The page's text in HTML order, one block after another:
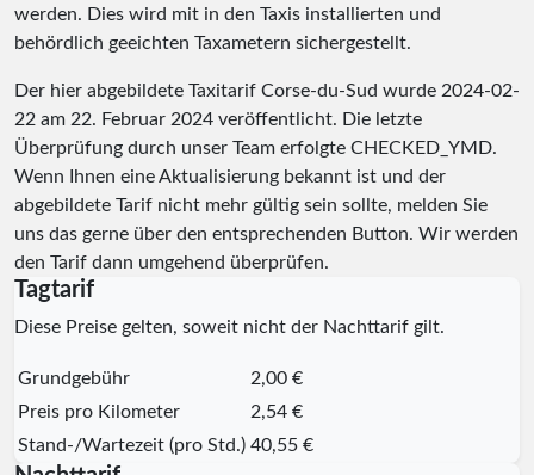
werden. Dies wird mit in den Taxis installierten und
behördlich geeichten Taxametern sichergestellt.
Der hier abgebildete Taxitarif Corse-du-Sud wurde 2024-02-
22 am 22. Februar 2024 veröffentlicht. Die letzte
Überprüfung durch unser Team erfolgte CHECKED_YMD.
Wenn Ihnen eine Aktualisierung bekannt ist und der
abgebildete Tarif nicht mehr gültig sein sollte, melden Sie
uns das gerne über den entsprechenden Button. Wir werden
den Tarif dann umgehend überprüfen.
Tagtarif
Diese Preise gelten, soweit nicht der Nachttarif gilt.
Grundgebühr
2,00 €
Preis pro Kilometer
2,54 €
Stand-/Wartezeit (pro Std.) 40,55 €